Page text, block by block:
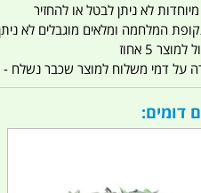
לא ניתן לבטל או להחזיר
המלחמה ומלאים מוגבלים לא ניתן
5 אחוז
על דמי משלוח למוצר שכבר נשלח -
דומים: